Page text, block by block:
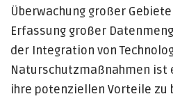
Überwachung großer
Erfassung großer
der Integration von
Naturschutzmaßnahmen ist
ihre potenziellen Vorteile zu